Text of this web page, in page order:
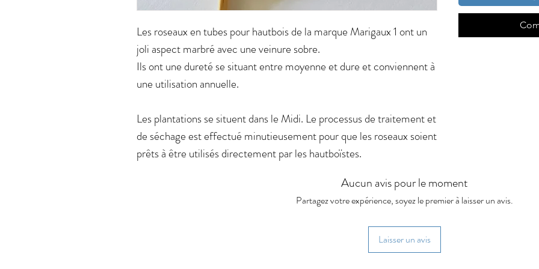
Les roseaux en tubes pour hautbois de la marque Marigaux 1 ont un
joli aspect marbré avec une veinure sobre.
Ils ont une dureté se situant entre moyenne et dure et conviennent à
une utilisation annuelle.
Les plantations se situent dans le Midi. Le processus de traitement et
de séchage est effectué minutieusement pour que les roseaux soient
prêts à être utilisés directement par les hautboïstes.
Aucun avis pour le moment
Partagez votre expérience, soyez le premier à laisser un avis.
Laisser un avis